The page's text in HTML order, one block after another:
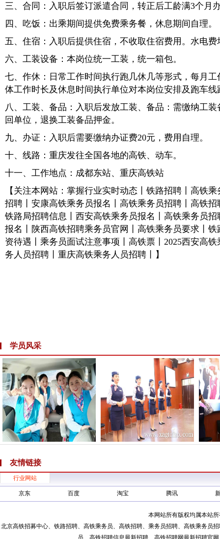
三、合同：入职后签订派遣合同，转正后工龄满3个月
四、吃饭：出乘期间提供免费乘务餐，休息期间自理。
五、住宿：入职后提供住宿，不收取住宿费用。水电
六、工装设备：本岗位统一工装，统一箱包。
七、作休：日常工作时间执行跑几休几等形式，每月
体工作时长及休息时间执行单位对本岗位安排及跑车线
八、工装、备品：入职后发放工装、备品：需缴纳工
回单位，退换工装备品押金。
九、办证：入职后需要缴纳办证费20元，费用自理。
十、线路：重庆发往全国各地的高铁、动车。
十一、工作地点：成都东站、重庆高铁站
【关注本网站：掌握行业实时动态丨铁路招聘丨高铁
招聘丨安康高铁乘务员报名丨高铁乘务员招聘丨高铁
铁路局招聘信息丨西安高铁乘务员报名丨高铁乘务员
报名丨陕西高铁招聘乘务员官网丨高铁乘务员要求丨
资待遇丨乘务员面试注意事项丨高铁票丨2025西安高
务人员招聘丨重庆高铁乘务人员招聘丨】
学员风采
友情链接
行业网站
京东
百度 淘宝 腾讯
本网站所有版权均属本站
北京高铁招募中心、铁路招聘、高铁乘务员、高铁招聘、乘务员招聘、高铁乘务员
员、高铁招聘信息最新招聘、高铁招聘网最新招聘官